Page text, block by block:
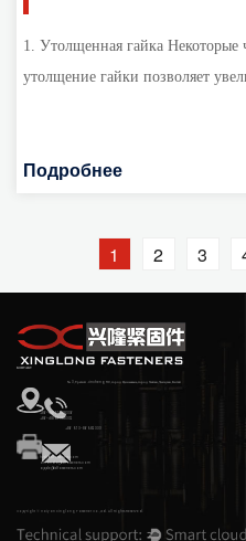
1. Утолщенная гайка Некоторые часто ошибочно полагают, что
утолщение гайки позволяет
Подробнее
1 2 3
КОНТАКТ
№ 3, Третий Jincheng RD, город Циньшань, город Хайян, Чжэцзян, Китай
+86-18857388306
+86-18857388302
+86 573-86582333
hyxl@xlfasteners.com
amanda@xlfasteners.com
apple@xlfasteners.com
Copyright © Haiyan Xinglong Fastener Co., Ltd. All Rights Reserved.